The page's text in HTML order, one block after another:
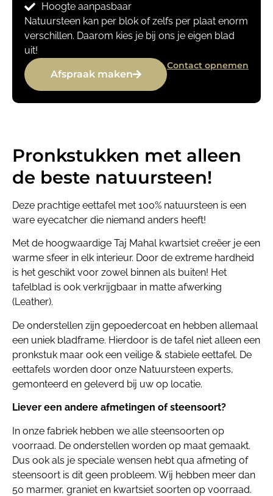
Hoogte aanpasbaar
Natuursteen kan per blok of zelfs per plaat enorm
verschillen. Daarom kies je bij ons je eigen blad
uit!
Afspraak maken
Contact opnemen
Pronkstukken met alleen
de beste natuursteen!
Deze prachtige eettafel met 100% natuursteen is een
ware eyecatcher die niemand anders heeft!
Met de hoogwaardige Taj Mahal kwartsiet creëer je een
warme sfeer in elk interieur. Door de extreme hardheid
is het geschikt voor zowel binnen als buiten! Het
tafelblad is ook verkrijgbaar in matte afwerking
(Leather).
De onderstellen zijn gepoedercoat en hebben allemaal
een uniek bladframe. Hierdoor is de tafel niet alleen een
pronkstuk maar ook een veilige & stabiele eettafel. De
eettafels worden door onze Natuursteen experts,
gemonteerd en geleverd bij uw op locatie.
Liever een andere afmetingen of steensoort?
In onze fabriek hebben we alle steensoorten op
voorraad. De onderstellen worden op maat gemaakt.
Dus ook als je speciale wensen hebt qua afmeting of
steensoort is dit geen probleem. Wij hebben meer dan
50 marmer, graniet en kwartsiet soorten op voorraad.